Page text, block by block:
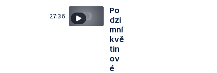
27:36
Po
dzi
mní
kvě
tin
ov
é